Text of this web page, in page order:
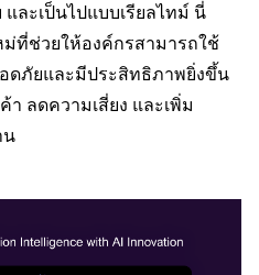
ละเป็นไปแบบเรียลไทม์ นี่
ที่ช่วยให้องค์กรสามารถใช้
ดภัยและมีประสิทธิภาพยิ่งขึ้น
า ลดความเสี่ยง และเพิ่ม
น